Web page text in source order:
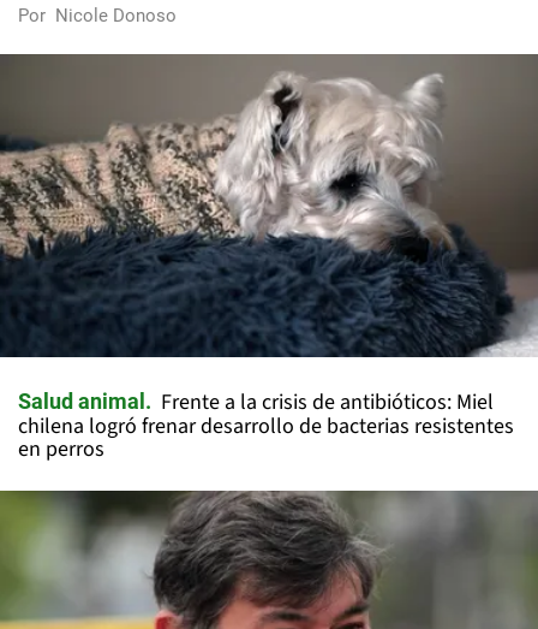
Por Nicole Donoso
Salud animal
Frente a la crisis de antibióticos: Miel
chilena logró frenar desarrollo de bacterias resistentes
en perros